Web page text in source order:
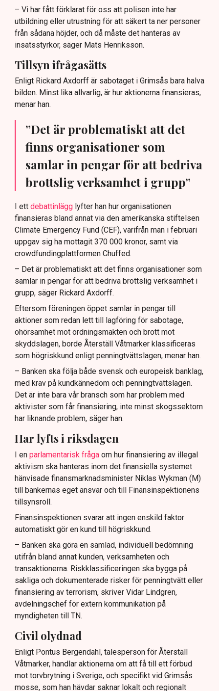
– Vi har fått förklarat för oss att polisen inte har
utbildning eller utrustning för att säkert ta ner personer
från sådana höjder, och då måste det hanteras av
insatsstyrkor, säger Mats Henriksson.
Tillsyn ifrågasätts
Enligt Rickard Axdorff är sabotaget i Grimsås bara halva
bilden. Minst lika allvarlig, är hur aktionerna finansieras,
menar han.
”Det är problematiskt att det
finns organisationer som
samlar in pengar för att bedriva
brottslig verksamhet i grupp”
I ett debattinlägg lyfter han hur organisationen
finansieras bland annat via den amerikanska stiftelsen
Climate Emergency Fund (CEF), varifrån man i februari
uppgav sig ha mottagit 370 000 kronor, samt via
crowdfundingplattformen Chuffed.
– Det är problematiskt att det finns organisationer som
samlar in pengar för att bedriva brottslig verksamhet i
grupp, säger Rickard Axdorff.
Eftersom föreningen öppet samlar in pengar till
aktioner som redan lett till lagföring för sabotage,
ohörsamhet mot ordningsmakten och brott mot
skyddslagen, borde Återställ Våtmarker klassificeras
som högriskkund enligt penningtvättslagen, menar han.
– Banken ska följa både svensk och europeisk banklag,
med krav på kundkännedom och penningtvättslagen.
Det är inte bara vår bransch som har problem med
aktivister som får finansiering, inte minst skogssektorn
har liknande problem, säger han.
Har lyfts i riksdagen
I en parlamentarisk fråga om hur finansiering av illegal
aktivism ska hanteras inom det finansiella systemet
hänvisade finansmarknadsminister Niklas Wykman (M)
till bankernas eget ansvar och till Finansinspektionens
tillsynsroll.
Finansinspektionen svarar att ingen enskild faktor
automatiskt gör en kund till högriskkund.
– Banken ska göra en samlad, individuell bedömning
utifrån bland annat kunden, verksamheten och
transaktionerna. Riskklassificeringen ska bygga på
sakliga och dokumenterade risker för penningtvätt eller
finansiering av terrorism, skriver Vidar Lindgren,
avdelningschef för extern kommunikation på
myndigheten till TN.
Civil olydnad
Enligt Pontus Bergendahl, talesperson för Återställ
Våtmarker, handlar aktionerna om att få till ett förbud
mot torvbrytning i Sverige, och specifikt vid Grimsås
mosse, som han hävdar saknar lokalt och regionalt